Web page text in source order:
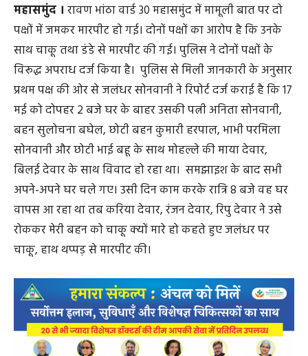
महासमुंद । रावण भांठा वार्ड 30 महासमुंद में मामूली बात पर दो
पक्षों में जमकर मारपीट हो गई। दोनों पक्षों का आरोप है कि उनके
साथ चाकू तथा डंडे से मारपीट की गई। पुलिस ने दोनों पक्षों के
विरूद्ध अपराध दर्ज किया है। पुलिस से मिली जानकारी के अनुसार
प्रथम पक्ष की ओर से जलंधर सोनवानी ने रिपोर्ट दर्ज कराई है कि 17
मई को दोपहर 2 बजे घर के बाहर उसकी पत्नी अनिता सोनवानी,
बहन सुलोचना बघेल, छोटी बहन कुमारी हरपाल, भाभी परमिला
सोनवानी और छोटी भाई बहू के साथ मोहल्ले की माया देवार,
बिलई देवार के साथ विवाद हो रहा था। समझाइश के बाद सभी
अपने-अपने घर चले गए। उसी दिन काम करके रात्रि 8 बजे वह घर
वापस आ रहा था तब करिया देवार, रंजन देवार, रिपु देवार ने उसे
रोककर मेरी बहन को चाकू क्यों मारे हो कहते हुए जलंधर पर
चाकू, हाथ थप्पड़ से मारपीट की।